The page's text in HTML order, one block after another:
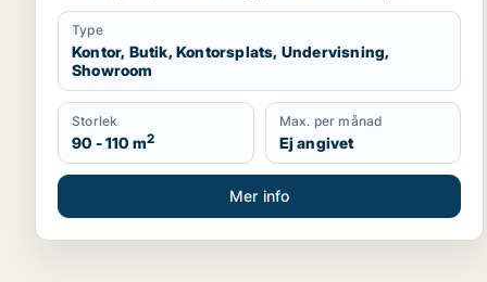
Type
Kontor, Butik, Kontorsplats, Undervisning,
Showroom
Storlek
90 - 110 m2
Max. per månad
Ej angivet
Mer info